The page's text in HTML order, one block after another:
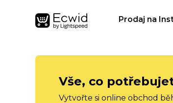
Prodaj na
Vše, co
Vytvořte si online obchod